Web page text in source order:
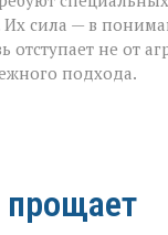
Их сила — в
отступает не от
подхода.